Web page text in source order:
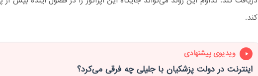
کند.
ویدیوی پیشنهادی
اینترنت در دولت پزشکیان با جلیلی چه فرقی می‌کرد؟